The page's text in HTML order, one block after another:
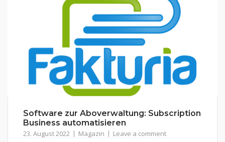
Software zur Aboverwaltung: Subscription
Business automatisieren
23. August 2022 Magazin Leave a comment